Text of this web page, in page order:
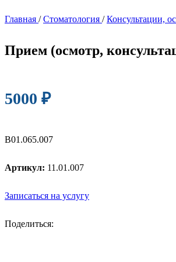
Главная / Стоматология / Консультации,
Прием (осмотр,
5000 ₽
В01.065.007
Артикул: 11.01.007
Записаться на услугу
Поделиться: